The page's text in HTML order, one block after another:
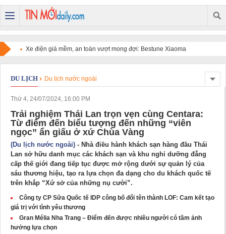
Xe điện giá mềm, an toàn vượt mong đợi: Bestune Xiaoma
chinh phục người dùng
DU LỊCH Du lịch nước ngoài
Thứ 4, 24/07/2024, 16:00 PM
Trải nghiệm Thái Lan trọn vẹn cùng Centara:
Từ điểm đến biểu tượng đến những “viên
ngọc” ẩn giấu ở xứ Chùa Vàng
(Du lịch nước ngoài) - Nhà điều hành khách sạn hàng đầu Thái
Lan sở hữu danh mục các khách sạn và khu nghỉ dưỡng đẳng
cấp thế giới đang tiếp tục được mở rộng dưới sự quản lý của
sáu thương hiệu, tạo ra lựa chọn đa dạng cho du khách quốc tế
trên khắp “Xứ sở của những nụ cười”.
Công ty CP Sữa Quốc tế IDP công bố đổi tên thành LOF: Cam kết tạo
giá trị với tình yêu thương
Gran Mélia Nha Trang – Điểm đến được nhiều người có tầm ảnh
hưởng lựa chọn